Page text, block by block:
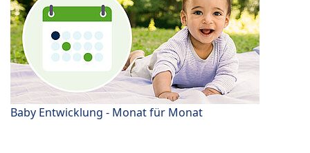
Baby Entwicklung - Monat für Monat